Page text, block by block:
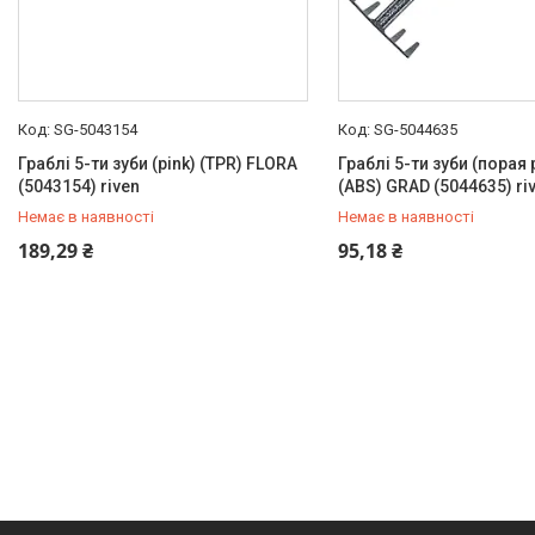
SG-5043154
Граблі 5-ти зуби (pink) (TPR) FLORA
(5043154) riven
Немає в наявності
189,29 ₴
+380 (99) 454-50-15
SG-5044635
Граблі 5-ти зуби (порая
(ABS) GRAD (5044635)
Немає в наявності
95,18 ₴
+380 (99) 454-50-15